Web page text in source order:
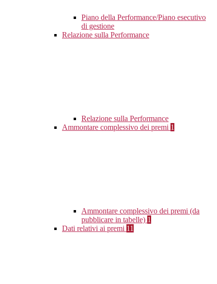
Piano della Performance/Piano esecutivo
di gestione
Relazione sulla Performance
Relazione sulla Performance
Ammontare complessivo dei premi 1
Ammontare complessivo dei premi (da
pubblicare in tabelle) 1
Dati relativi ai premi 11